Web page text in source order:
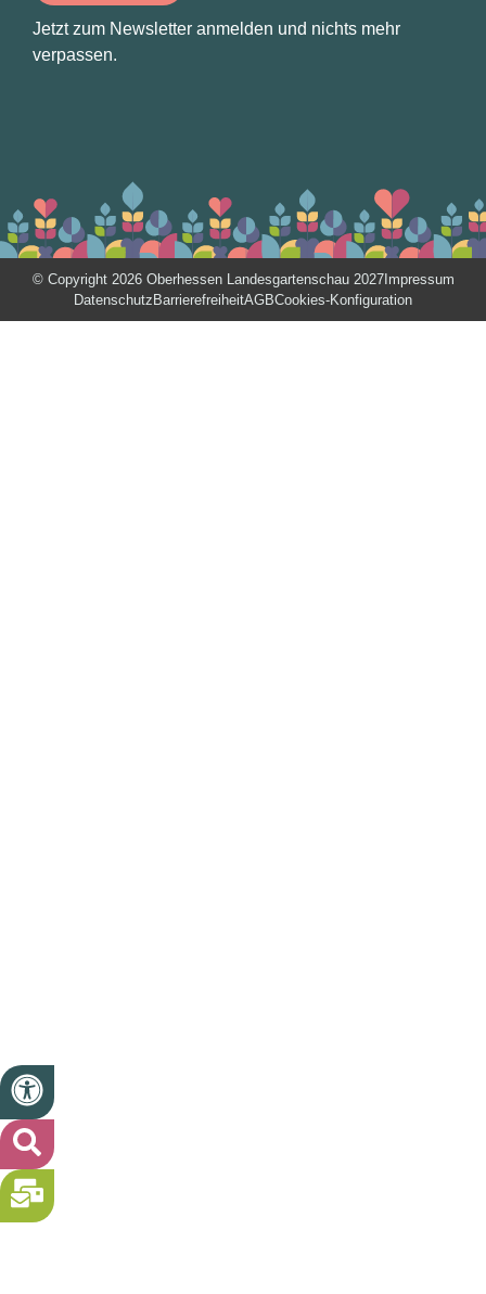
Jetzt zum Newsletter anmelden und nichts mehr
verpassen.
© Copyright 2026 Oberhessen Landesgartenschau 2027Impressum
Datenschutz BarrierefreiheitAGBCookies-Konfiguration